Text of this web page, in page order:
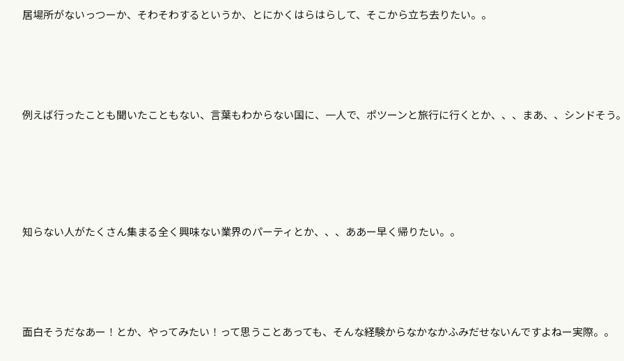
居場所がないっつーか、そわそわするというか、とにかくはらはらして、そこから立ち去りたい。。
例えば行ったことも聞いたこともない、言葉もわからない国に、一人で、ポツーンと旅行に行くとか、、、まあ、、シンドそう
知らない人がたくさん集まる全く興味ない業界のパーティとか、、、ああー早く帰りたい。。
面白そうだなあー！とか、やってみたい！って思うことあっても、そんな経験からなかなかふみだせないんですよねー実際。。